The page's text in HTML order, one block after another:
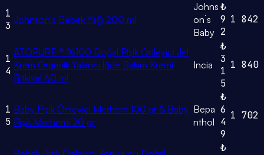
1
3 Johnson's Bebek Yağı 200 ml
Johns
on´s
Baby
₺
9
2
1 842
1
4
ATOPURE ® %100 Doğal Pişik Önleyici Jel
Krem Organik Yalancı İğde Bakım Kremi
Bitkisel 60 ml
Incia
₺
3
1
5
1 840
1
5
Baby Pişik Önleyici Merhem 100 gr & Baby
Pişik Merhemi 20 gr
Bepa
nthol
₺
6
4
9
1 702
₺